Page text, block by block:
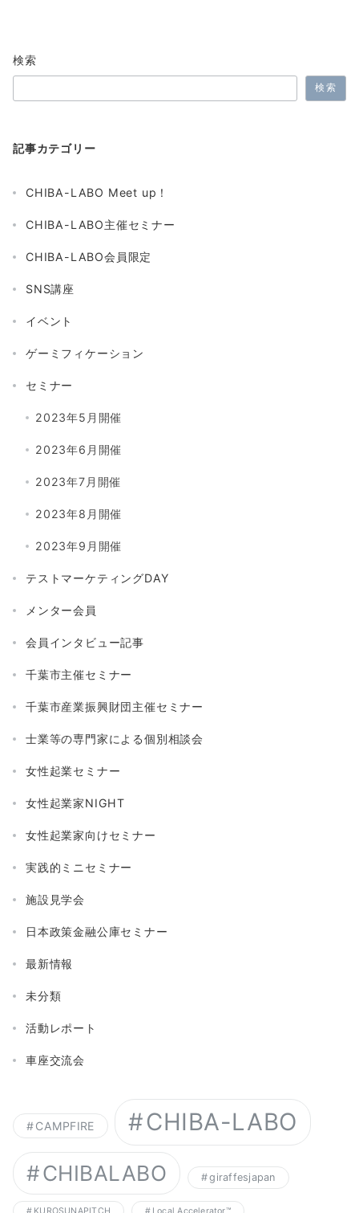
検索
検索
記事カテゴリー
CHIBA-LABO Meet up！
CHIBA-LABO主催セミナー
CHIBA-LABO会員限定
SNS講座
イベント
ゲーミフィケーション
セミナー
2023年5月開催
2023年6月開催
2023年7月開催
2023年8月開催
2023年9月開催
テストマーケティングDAY
メンター会員
会員インタビュー記事
千葉市主催セミナー
千葉市産業振興財団主催セミナー
士業等の専門家による個別相談会
女性起業セミナー
女性起業家NIGHT
女性起業家向けセミナー
実践的ミニセミナー
施設見学会
日本政策金融公庫セミナー
最新情報
未分類
活動レポート
車座交流会
CAMPFIRE CHIBA-LABO
CHIBALABO giraffesjapan